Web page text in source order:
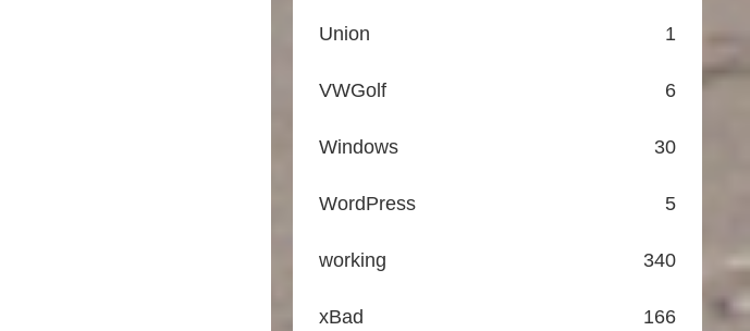
Union 1
VWGolf 6
Windows 30
WordPress 5
working 340
xBad 166